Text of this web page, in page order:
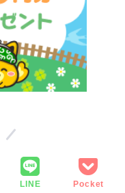
LINE Pocket